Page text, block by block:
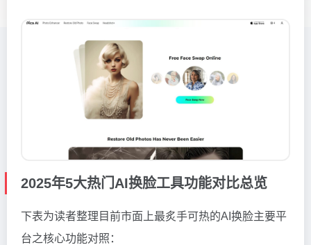
2025年5大热门AI换脸工具功能对比总览
下表为读者整理目前市面上最炙手可热的AI换脸主要平
台之核心功能对照：